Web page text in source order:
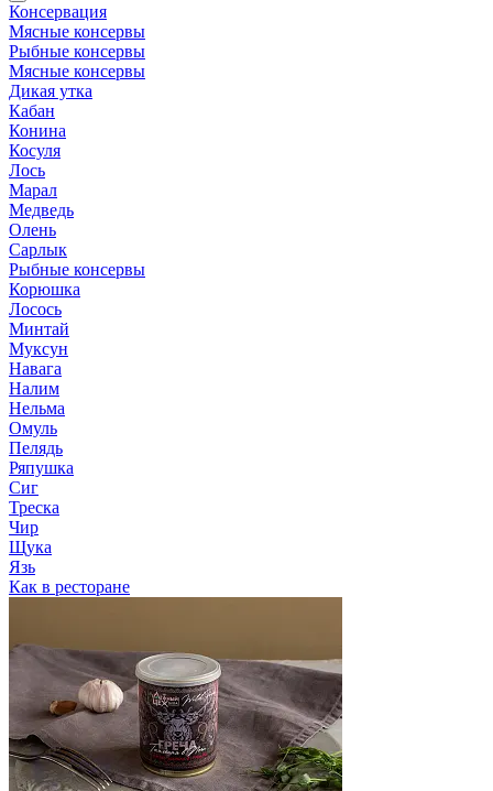
Консервация
Мясные консервы
Рыбные консервы
Мясные консервы
Дикая утка
Кабан
Конина
Косуля
Лось
Марал
Медведь
Олень
Сарлык
Рыбные консервы
Корюшка
Лосось
Минтай
Муксун
Навага
Налим
Нельма
Омуль
Пелядь
Ряпушка
Сиг
Треска
Чир
Щука
Язь
Как в ресторане